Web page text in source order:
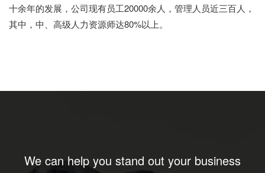
十余年的发展，公司现有员工20000余人，管理人员近三百人，
其中，中、高级人力资源师达80%以上。
We can help you stand out your business